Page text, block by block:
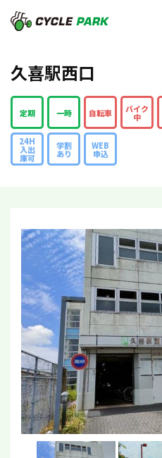
久喜駅西口
定期 一時 自転車 バイク
中
24H
入出
庫可
学割
あり
WEB
申込